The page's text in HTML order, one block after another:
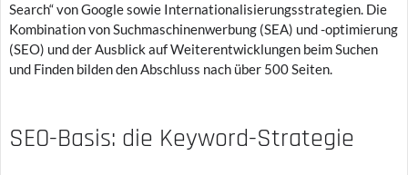
Search“ von Google sowie Internationalisierungsstrategien. Die
Kombination von Suchmaschinenwerbung (SEA) und -optimierung
(SEO) und der Ausblick auf Weiterentwicklungen beim Suchen
und Finden bilden den Abschluss nach über 500 Seiten.
SEO-Basis: die Keyword-Strategie